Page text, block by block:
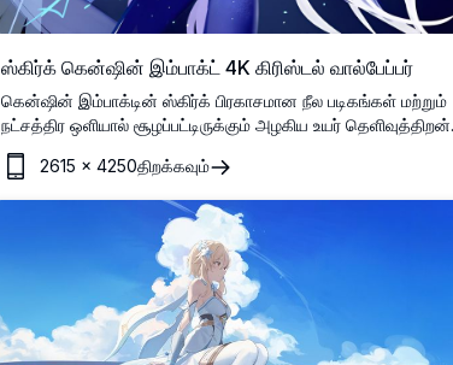
ஸ்கிர்க் கென்ஷின் இம்பாக்ட் 4K கிரிஸ்டல் வால்பேப்பர்
கென்ஷின் இம்பாக்டின் ஸ்கிர்க் பிரகாசமான நீல படிகங்கள் மற்றும்
நட்சத்திர ஒளியால் சூழப்பட்டிருக்கும் அழகிய உயர் தெளிவுத்திறன்
வால்பேப்பர். இந்த அமானுஷ்ய பனி அரசியின் வடிவமைப்பு பாயும்
வெள்ளை முடி, நேர்த்தியான உடை மற்றும் மர்மமான படிக
அமைப்புகளுடன் சிக்கலான விவரங்களை வெளிப்படுத்தி மயக்கும்
கற்பனை சூழலை உருவாக்குகிறது.
2615 ×4250திறக்கவும்